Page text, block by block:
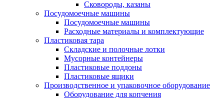
Сковороды, казаны
Посудомоечные машины
Посудомоечные машины
Расходные материалы и комплектующие
Пластиковая тара
Складские и полочные лотки
Мусорные контейнеры
Пластиковые поддоны
Пластиковые ящики
Производственное и упаковочное оборудование
Оборудование для копчения